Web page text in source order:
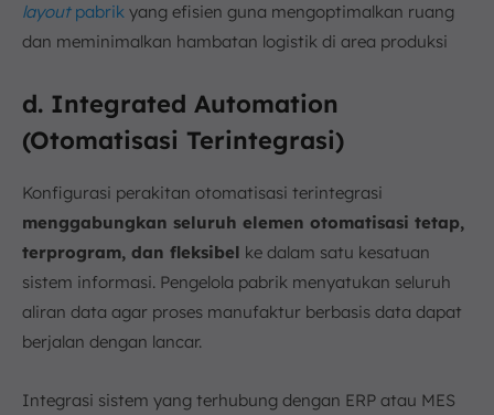
layout pabrik yang efisien guna mengoptimalkan ruang
dan meminimalkan hambatan logistik di area produksi
d. Integrated Automation
(Otomatisasi Terintegrasi)
Konfigurasi perakitan otomatisasi terintegrasi
menggabungkan seluruh elemen otomatisasi tetap,
terprogram, dan fleksibel ke dalam satu kesatuan
sistem informasi. Pengelola pabrik menyatukan seluruh
aliran data agar proses manufaktur berbasis data dapat
berjalan dengan lancar.
Integrasi sistem yang terhubung dengan ERP atau MES